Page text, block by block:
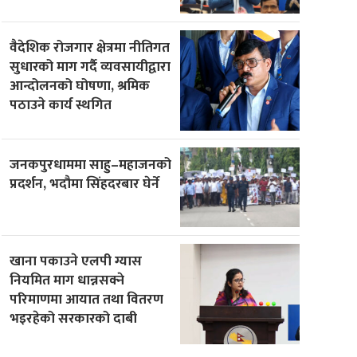
वैदेशिक रोजगार क्षेत्रमा नीतिगत
सुधारको माग गर्दै व्यवसायीद्वारा
आन्दोलनको घोषणा, श्रमिक
पठाउने कार्य स्थगित
जनकपुरधाममा साहु–महाजनको
प्रदर्शन, भदौमा सिंहदरबार घेर्ने
खाना पकाउने एलपी ग्यास
नियमित माग धान्नसक्ने
परिमाणमा आयात तथा वितरण
भइरहेको सरकारको दाबी